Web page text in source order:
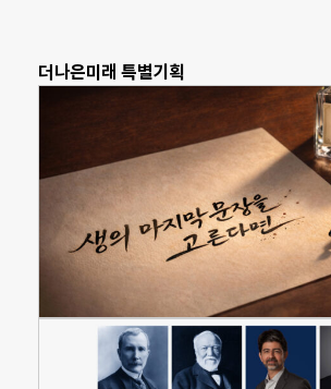
더나은미래 특별기획